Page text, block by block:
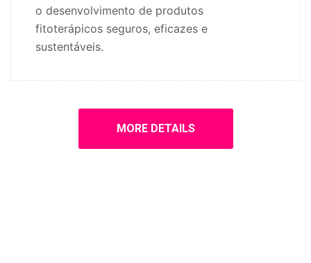
o desenvolvimento de produtos
fitoterápicos seguros, eficazes e
sustentáveis.
MORE DETAILS